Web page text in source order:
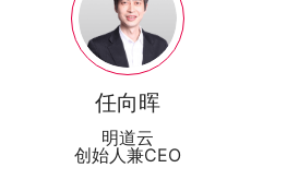
任向晖
明道云
创始人兼CEO